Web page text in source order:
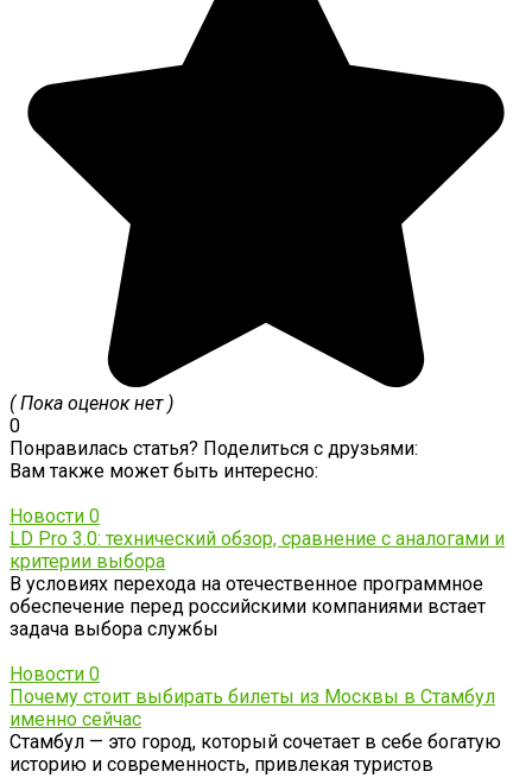
( Пока оценок нет )
0
Понравилась статья? Поделиться с друзьями:
Вам также может быть интересно:
Новости 0
LD Pro 3.0: технический обзор, сравнение с аналогами и
критерии выбора
В условиях перехода на отечественное программное
обеспечение перед российскими компаниями встает
задача выбора службы
Новости 0
Почему стоит выбирать билеты из Москвы в Стамбул
именно сейчас
Стамбул — это город, который сочетает в себе богатую
историю и современность, привлекая туристов